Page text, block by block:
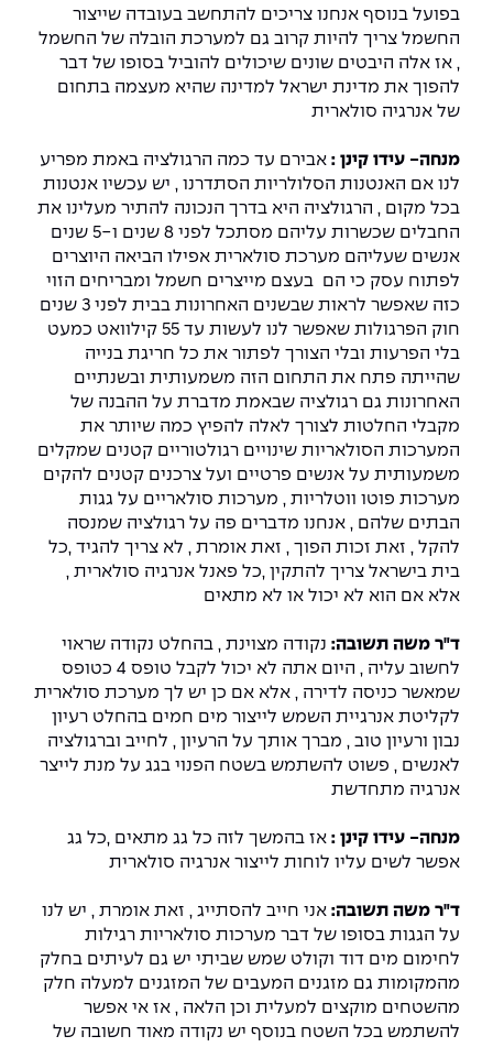
בפועל בנוסף אנחנו צריכים להתחשב בעובדה שייצור
החשמל צריך להיות קרוב גם למערכת הובלה של החשמל
, אז אלה היבטים שונים שיכולים להוביל בסופו של דבר
להפוך את מדינת ישראל למדינה שהיא מעצמה בתחום
של אנרגיה סולארית
מנחה- עידו קינן : אבירם עד כמה הרגולציה באמת מפריע
לנו אם האנטנות הסלולריות הסתדרנו , יש עכשיו אנטנות
בכל מקום , הרגולציה היא בדרך הנכונה להתיר מעלינו את
החבלים שכשרות עליהם מסתכל לפני 8 שנים ו-5 שנים
אנשים שעליהם מערכת סולארית אפילו הביאה היוצרים
לפתוח עסק כי הם בעצם מייצרים חשמל ומבריחים הזוי
כזה שאפשר לראות שבשנים האחרונות בבית לפני 3 שנים
חוק הפרגולות שאפשר לנו לעשות עד 55 קילוואט כמעט
בלי הפרעות ובלי הצורך לפתור את כל חריגת בנייה
שהייתה פתח את התחום הזה משמעותית ובשנתיים
האחרונות גם רגולציה שבאמת מדברת על ההבנה של
מקבלי החלטות לצורך לאלה להפיץ כמה שיותר את
המערכות הסולאריות שינויים רגולטוריים קטנים שמקלים
משמעותית על אנשים פרטיים ועל צרכנים קטנים להקים
מערכות פוטו ווטלריות , מערכות סולאריים על גגות
הבתים שלהם , אנחנו מדברים פה על רגולציה שמנסה
להקל , זאת זכות הפוך , זאת אומרת , לא צריך להגיד ,כל
בית בישראל צריך להתקין ,כל פאנל אנרגיה סולארית ,
אלא אם הוא לא יכול או לא מתאים
ד"ר משה תשובה: נקודה מצוינת , בהחלט נקודה שראוי
לחשוב עליה , היום אתה לא יכול לקבל טופס 4 כטופס
שמאשר כניסה לדירה , אלא אם כן יש לך מערכת סולארית
לקליטת אנרגיית השמש לייצור מים חמים בהחלט רעיון
נבון ורעיון טוב , מברך אותך על הרעיון , לחייב וברגולציה
לאנשים , פשוט להשתמש בשטח הפנוי בגג על מנת לייצר
אנרגיה מתחדשת
מנחה- עידו קינן : אז בהמשך לזה כל גג מתאים ,כל גג
אפשר לשים עליו לוחות לייצור אנרגיה סולארית
ד"ר משה תשובה: אני חייב להסתייג , זאת אומרת , יש לנו
על הגגות בסופו של דבר מערכות סולאריות רגילות
לחימום מים דוד וקולט שמש שביתי יש גם לעיתים בחלק
מהמקומות גם מזגנים המעבים של המזגנים למעלה חלק
מהשטחים מוקצים למעלית וכן הלאה , אז אי אפשר
להשתמש בכל השטח בנוסף יש נקודה מאוד חשובה של